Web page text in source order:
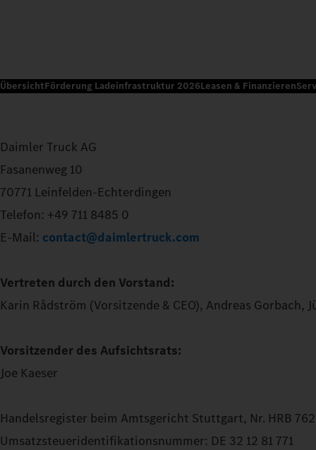
ÜbersichtFörderung Ladeinfrastruktur 2026Leasen & Finanzieren
Daimler Truck AG
Fasanenweg 10
70771 Leinfelden-Echterdingen
Telefon: +49 711 8485 0
E-Mail: contact@daimlertruck.com
Vertreten durch den Vorstand:
Karin Rådström (Vorsitzende & CEO), Andreas Gorbach,
Vorsitzender des Aufsichtsrats:
Joe Kaeser
Handelsregister beim Amtsgericht Stuttgart, Nr. HRB
Umsatzsteueridentifikationsnummer: DE 32 12 81 771